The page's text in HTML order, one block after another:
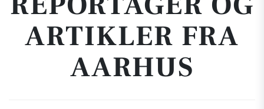
ARTIKLER FRA
AARHUS